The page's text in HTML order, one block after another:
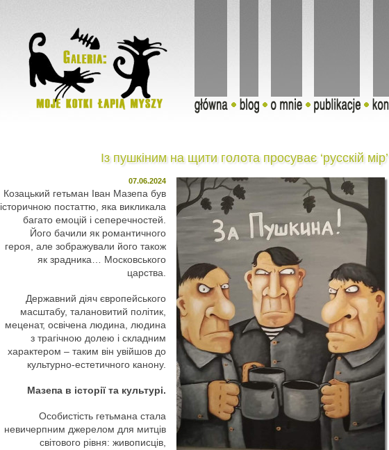
Із пушкіним на щити голота просуває ‘русскій мір’
07.06.2024
Козацький гетьман Іван Мазепа був
історичною постаттю, яка викликала
багато емоцій і сеперечностей.
Його бачили як романтичного
героя, але зображували його також
як зрадника… Московського
царства.
Державний діяч європейського
масштабу, талановитий політик,
меценат, освічена людина, людина
з трагічною долею і складним
характером – таким він увійшов до
культурно-естетичного канону.
Мазепа в історії та культурі.
Особистість гетьмана стала
невичерпним джерелом для митців
світового рівня: живописців,